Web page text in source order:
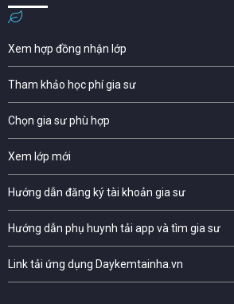
Xem hợp đồng nhận lớp
Tham khảo học phí gia sư
Chọn gia sư phù hợp
Xem lớp mới
Hướng dẫn đăng ký tài khoản gia sư
Hướng dẫn phụ huynh tải app và tìm gia sư
Link tải ứng dụng Daykemtainha.vn